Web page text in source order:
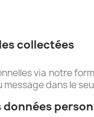
collectées
via notre
dans le